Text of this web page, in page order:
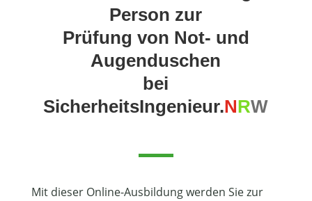
Person zur
Prüfung von Not- und
Augenduschen
bei
SicherheitsIngenieur.NRW
Mit dieser Online-Ausbildung werden Sie zur